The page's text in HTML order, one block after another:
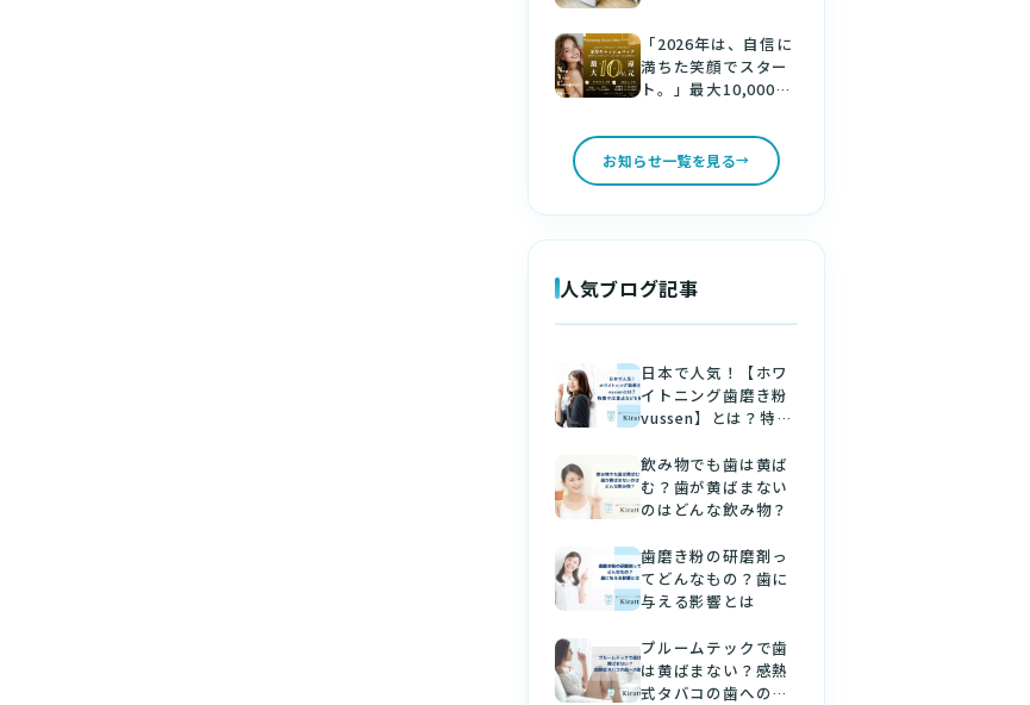
「2026年は、自信に
満ちた笑顔でスター
ト。」最大10,000円
新しい年は、美しい
白い歯で。
お知らせ一覧を見る
人気ブログ記事
日本で人気！【ホワ
イトニング歯磨き粉
vussen】とは？特徴
飲み物でも歯は黄ば
む？歯が黄ばまない
のはどんな飲み物？
歯磨き粉の研磨剤っ
てどんなもの？歯に
与える影響とは
プルームテックで歯
は黄ばまない？感熱
式タバコの歯への影